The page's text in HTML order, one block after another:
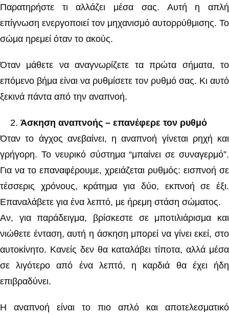
Παρατηρήστε τι αλλάζει μέσα σας. Αυτή η απλή
επίγνωση ενεργοποιεί τον μηχανισμό αυτορρύθμισης. Το
σώμα ηρεμεί όταν το ακούς.
Όταν μάθετε να αναγνωρίζετε τα πρώτα σήματα, το
επόμενο βήμα είναι να ρυθμίσετε τον ρυθμό σας. Κι αυτό
ξεκινά πάντα από την αναπνοή.
Άσκηση αναπνοής – επανέφερε τον ρυθμό
Όταν το άγχος ανεβαίνει, η αναπνοή γίνεται ρηχή και
γρήγορη. Το νευρικό σύστημα “μπαίνει σε συναγερμό”.
Για να το επαναφέρουμε, χρειάζεται ρυθμός: εισπνοή σε
τέσσερις χρόνους, κράτημα για δύο, εκπνοή σε έξι.
Επαναλάβετε για ένα λεπτό, με ήρεμη στάση σώματος.
Αν, για παράδειγμα, βρίσκεστε σε μποτιλιάρισμα και
νιώθετε ένταση, αυτή η άσκηση μπορεί να γίνει εκεί, στο
αυτοκίνητο. Κανείς δεν θα καταλάβει τίποτα, αλλά μέσα
σε λιγότερο από ένα λεπτό, η καρδιά θα έχει ήδη
επιβραδύνει.
Η αναπνοή είναι το πιο απλό και αποτελεσματικό